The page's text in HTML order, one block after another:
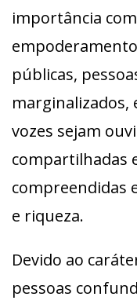
importância
públicas,
marginalizados,
vozes sejam
compartilhadas
compreendidas
e riqueza.
Devido ao
pessoas